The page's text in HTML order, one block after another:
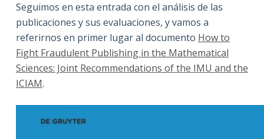
d
o
Seguimos en esta entrada con el análisis de las
publicaciones y sus evaluaciones, y vamos a
referirnos en primer lugar al documento How to
Fight Fraudulent Publishing in the Mathematical
Sciences: Joint Recommendations of the IMU and the
ICIAM.